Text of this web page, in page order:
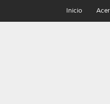
Inicio